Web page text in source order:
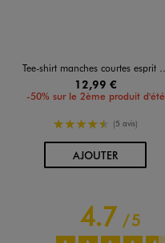
Tee-shirt manches courtes esprit sportif à motif Pikachu garçon - Pokemon
12,99 €
-50% sur le 2ème produit d'été
4.5/5 de moyenne
(5 avis)
AJOUTERAU PANIER
4.7/5